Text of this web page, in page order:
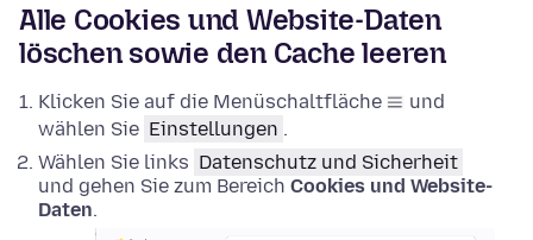
Alle Cookies und Website-Daten
löschen sowie den Cache leeren
Klicken Sie auf die Menüschaltfläche
und
wählen Sie Einstellungen .
Wählen Sie links Datenschutz und Sicherheit
und gehen Sie zum Bereich Cookies und Website-
Daten.